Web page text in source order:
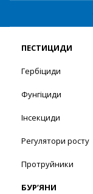
ПЕСТИЦИДИ
Гербіциди
Фунгіциди
Інсекциди
Регулятори росту
Протруйники
БУР’ЯНИ